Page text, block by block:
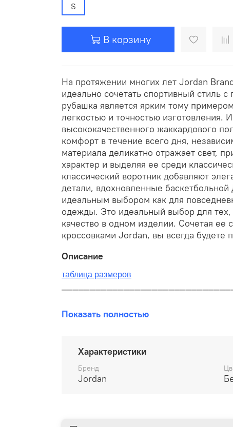
S
В корзину
На протяжении многих лет Jordan
идеально сочетать спортивный стиль
рубашка является ярким тому
легкостью и точностью изготовления.
высококачественного жаккардового
комфорт в течение всего дня,
материала деликатно отражает свет,
характер и выделяя ее среди
классический воротник добавляют
детали, вдохновленные
идеальным выбором как для
одежды. Это идеальный выбор для тех,
качество в одном изделии. Сочетая
кроссовками Jordan, вы всегда будете
Описание
таблица размеров
Бесплатная доставка:
По всей России от 10 до 14 дней
Показать полностью
Характеристики
Бренд
Jordan